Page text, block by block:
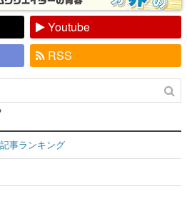
Youtube
RSS
事ランキング